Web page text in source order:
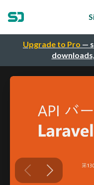
Upgrade to Pro —